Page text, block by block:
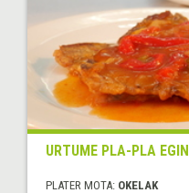
URTUME PLA-PLA
PLATER MOTA: OKELAK